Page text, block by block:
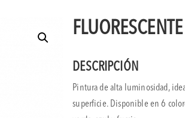
FLUORESCENTE
DESCRIPCIÓN
Pintura de alta luminosidad,
superficie. Disponible en 6